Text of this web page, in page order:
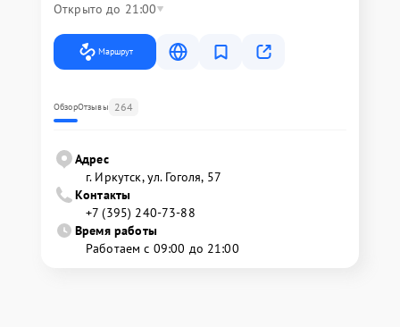
Открыто до 21:00
Маршрут
ОбзорОтзывы 264
Адрес
г. Иркутск, ул. ​Гоголя, 57
Контакты
+7 (395) 240-73-88
Время работы
Работаем с 09:00 до 21:00